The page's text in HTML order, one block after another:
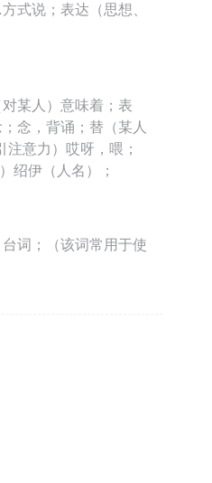
说；表达（思想、
某人）意味着；表
念，背诵；替（某人
意力）哎呀，喂；
绍伊（人名）；
词；（该词常用于使